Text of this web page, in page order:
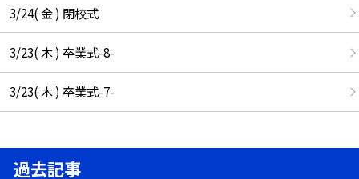
3/24( 金 ) 閉校式
3/23( 木 ) 卒業式-8-
3/23( 木 ) 卒業式-7-
過去記事